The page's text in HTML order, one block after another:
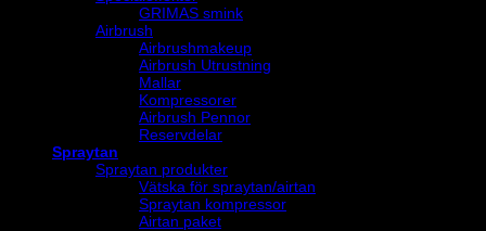
GRIMAS smink
Airbrush
Airbrushmakeup
Airbrush Utrustning
Mallar
Kompressorer
Airbrush Pennor
Reservdelar
Spraytan
Spraytan produkter
Vätska för spraytan/airtan
Spraytan kompressor
Airtan paket